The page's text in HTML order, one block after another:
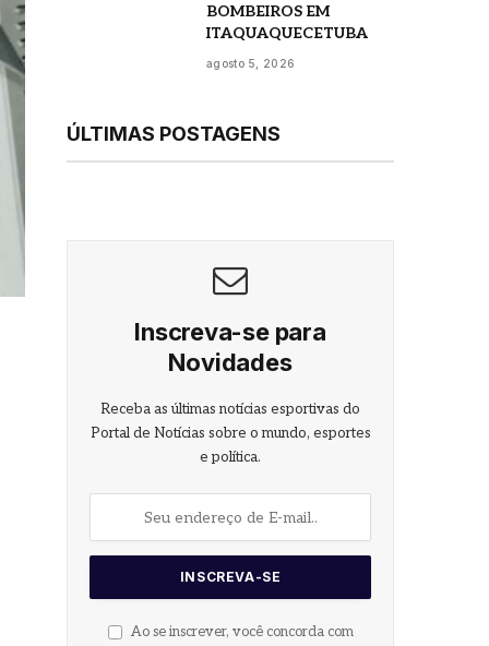
BOMBEIROS EM
ITAQUAQUECETUBA
agosto 5, 2026
ÚLTIMAS POSTAGENS
Inscreva-se para
Novidades
Receba as últimas notícias esportivas do
Portal de Notícias sobre o mundo, esportes
e política.
Ao se inscrever, você concorda com